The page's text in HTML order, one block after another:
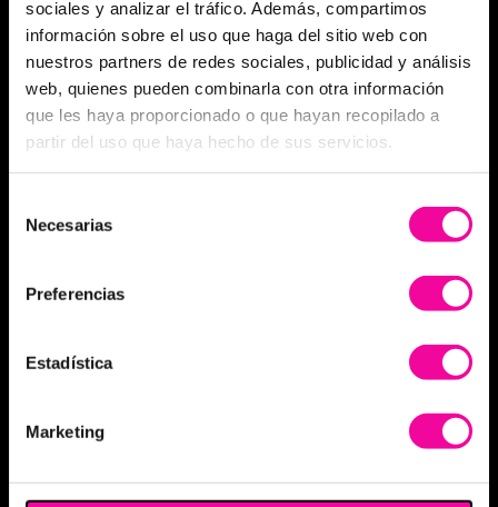
sociales y analizar el tráfico. Además, compartimos
información sobre el uso que haga del sitio web con
nuestros partners de redes sociales, publicidad y análisis
web, quienes pueden combinarla con otra información
que les haya proporcionado o que hayan recopilado a
partir del uso que haya hecho de sus servicios.
Necesarias
Preferencias
Estadística
Marketing
Elimina flacidez corporal sin cirugía
Coolsculpting Elite
Bioestimuladores de colágeno
Cirugía estética corporal
Liposucción